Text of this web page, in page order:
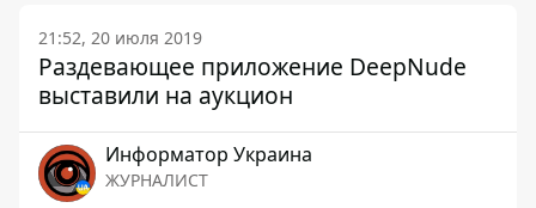
21:52, 20 июля 2019
Раздевающее приложение DeepNude
выставили на аукцион
Информатор Украина
ЖУРНАЛИСТ